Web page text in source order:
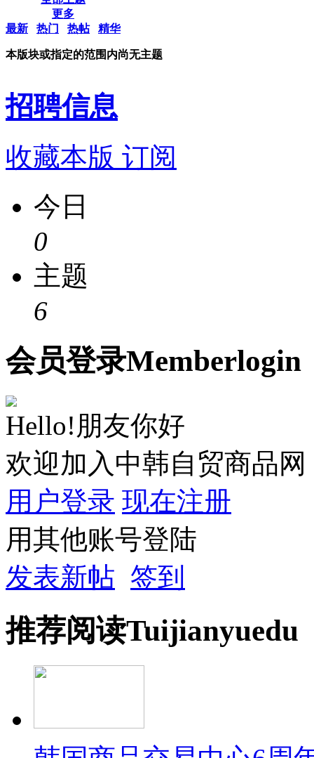
更多
最新
热门 热帖 精华
本版块或指定的范围内尚无主题
招聘信息
收藏本版 订阅
今日
0
主题
6
会员登录Memberlogin
Hello!朋友你好
欢迎加入中韩自贸商品网
用户登录 现在注册
用其他账号登陆
发表新帖 签到
推荐阅读Tuijianyuedu